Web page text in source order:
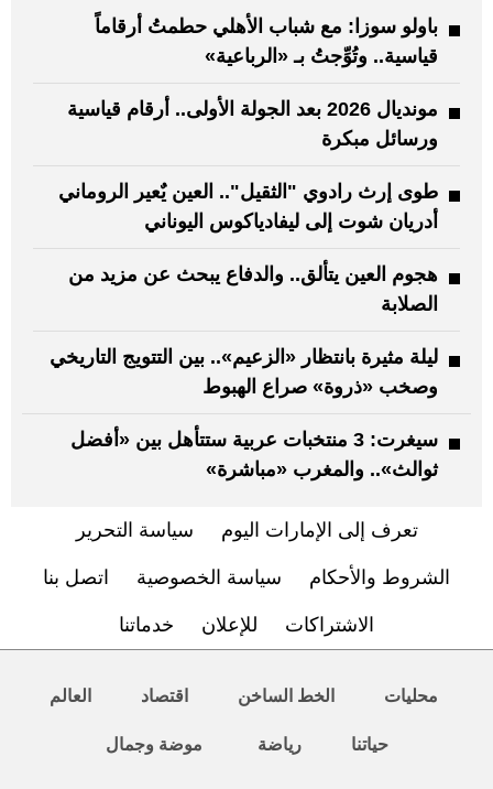
باولو سوزا: مع شباب الأهلي حطمتُ أرقاماً
قياسية.. وتُوِّجتُ بـ «الرباعية»
مونديال 2026 بعد الجولة الأولى.. أرقام قياسية
ورسائل مبكرة
طوى إرث رادوي "الثقيل".. العين يٌعير الروماني
أدريان شوت إلى ليفادياكوس اليوناني
هجوم العين يتألق.. والدفاع يبحث عن مزيد من
الصلابة
ليلة مثيرة بانتظار «الزعيم».. بين التتويج التاريخي
وصخب «ذروة» صراع الهبوط
سيغرت: 3 منتخبات عربية ستتأهل بين «أفضل
ثوالث».. والمغرب «مباشرة»
تعرف إلى الإمارات اليوم سياسة التحرير
الشروط والأحكام سياسة الخصوصية اتصل بنا
الاشتراكات للإعلان خدماتنا
محليات الخط الساخن اقتصاد العالم
حياتنا رياضة موضة وجمال